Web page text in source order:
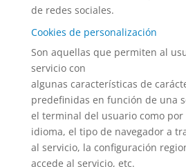
de redes sociales.
Cookies de personalización
Son aquellas que permiten al
servicio con
algunas características de
predefinidas en función de una
el terminal del usuario como
idioma, el tipo de navegador a
al servicio, la configuración
accede al servicio, etc.